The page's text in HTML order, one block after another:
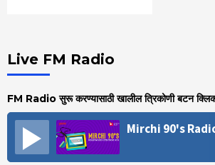
Live FM Radio
FM Radio सुरू करण्यासाठी खालील त्रिकोणी बटन
Mirchi 90's